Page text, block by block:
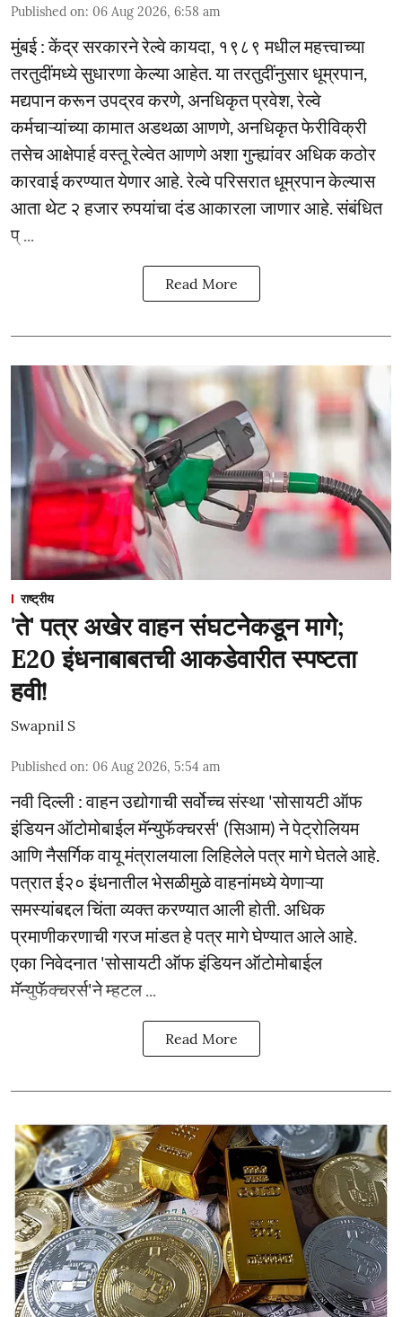
Published on: 06 Aug 2026, 6:58 am
मुंबई : केंद्र सरकारने रेल्वे कायदा, १९८९ मधील महत्त्वाच्या
तरतुदींमध्ये सुधारणा केल्या आहेत. या तरतुदींनुसार धूम्रपान,
मद्यपान करून उपद्रव करणे, अनधिकृत प्रवेश, रेल्वे
कर्मचाऱ्यांच्या कामात अडथळा आणणे, अनधिकृत फेरीविक्री
तसेच आक्षेपार्ह वस्तू रेल्वेत आणणे अशा गुन्ह्यांवर अधिक कठोर
कारवाई करण्यात येणार आहे. रेल्वे परिसरात धूम्रपान केल्यास
आता थेट २ हजार रुपयांचा दंड आकारला जाणार आहे. संबंधित
प् ...
Read More
राष्ट्रीय
'ते' पत्र अखेर वाहन संघटनेकडून मागे;
E20 इंधनाबाबतची आकडेवारीत स्पष्टता
हवी!
Swapnil S
Published on: 06 Aug 2026, 5:54 am
नवी दिल्ली : वाहन उद्योगाची सर्वोच्च संस्था 'सोसायटी ऑफ
इंडियन ऑटोमोबाईल मॅन्युफॅक्चरर्स' (सिआम) ने पेट्रोलियम
आणि नैसर्गिक वायू मंत्रालयाला लिहिलेले पत्र मागे घेतले आहे.
पत्रात ई२० इंधनातील भेसळीमुळे वाहनांमध्ये येणाऱ्या
समस्यांबद्दल चिंता व्यक्त करण्यात आली होती. अधिक
प्रमाणीकरणाची गरज मांडत हे पत्र मागे घेण्यात आले आहे.
एका निवेदनात 'सोसायटी ऑफ इंडियन ऑटोमोबाईल
मॅन्युफॅक्चरर्स'ने म्हटल ...
Read More